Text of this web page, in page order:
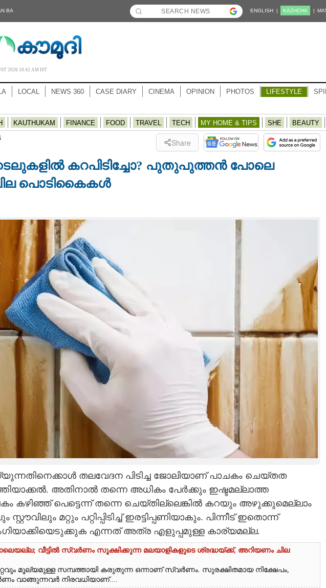
BA ENGLISH | KĀZHCHA |
2026 10.42 AM IST
LOCAL NEWS 360 CASE DIARY CINEMA OPINION PHOTOS LIFESTYLE
KAUTHUKAM FINANCE FOOD TRAVEL TECH MY HOME & TIPS SHE BEAUTY
Share
കറപിടിച്ചോ? പുതുപുത്തന്‍ പോലെ
പൊടികൈകൾ
തലവേദന പിടിച്ച ജോലിയാണ് പാചകം ചെയ്തത
അതിനാല്‍ തന്നെ അധികം പേര്‍ക്കും ഇഷ്ടമല്ലാത്ത
കഴിഞ്ഞ് പെട്ടെന്ന് തന്നെ ചെയ്തില്ലെങ്കില്‍ കറയും അഴുക്കുമെല്ലാം
മറ്റും പറ്റിപ്പിടിച്ച് ഇരട്ടിപ്പണിയാകും. പിന്നീട് ഇതൊന്ന്
എന്നത് അത്ര എളുപ്പമുള്ള കാര്യമല്ല.
വീട്ടിൽ സ്വർണം സൂക്ഷിക്കുന്ന മലയാളികളുടെ ശ്രദ്ധയ്ക്ക്, അറിയണം ചില
മൂല്യമുള്ള സമ്പത്തായി കരുതുന്ന ഒന്നാണ് സ്വർണം. സുരക്ഷിതമായ നിക്ഷേപം,
വാങ്ങുന്നവർ നിരവധിയാണ്....